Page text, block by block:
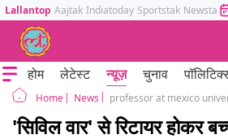
Lallantop Aajtak Indiatoday Sportstak Newstak
होम लेटेस्ट न्यूज़ चुनाव
Home News
'सिविल वार' से रिटायर होकर